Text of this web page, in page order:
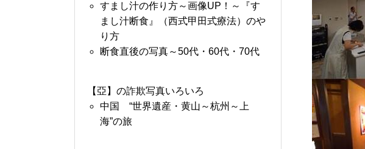
すまし汁の作り方～画像UP！～『す
まし汁断食』（西式甲田式療法）のや
り方
断食直後の写真～50代・60代・70代
【亞】の詐欺写真いろいろ
中国 “世界遺産・黄山～杭州～上
海”の旅